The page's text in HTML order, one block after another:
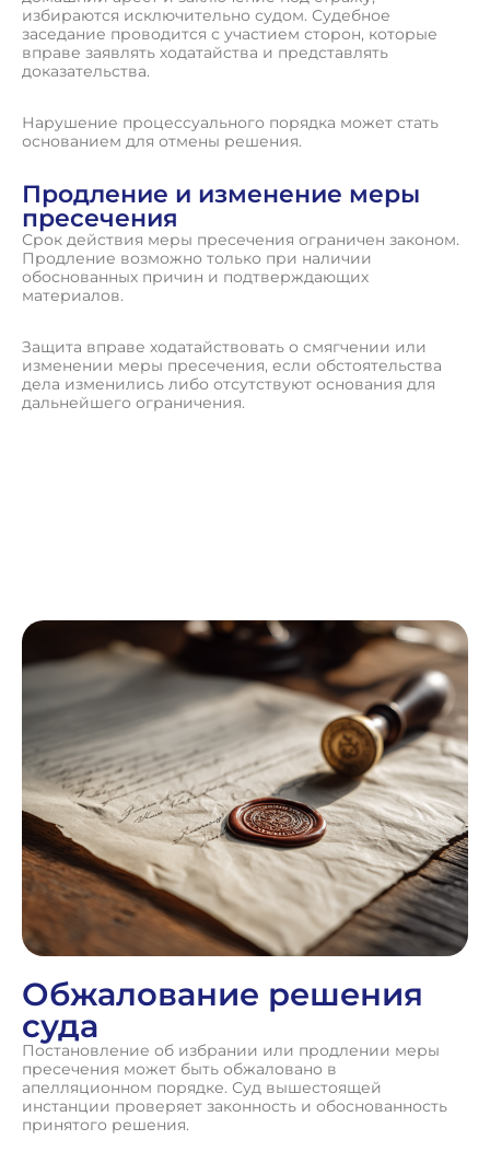
избираются исключительно судом. Судебное
заседание проводится с участием сторон, которые
вправе заявлять ходатайства и представлять
доказательства.
Нарушение процессуального порядка может стать
основанием для отмены решения.
Продление и изменение меры
пресечения
Срок действия меры пресечения ограничен законом.
Продление возможно только при наличии
обоснованных причин и подтверждающих
материалов.
Защита вправе ходатайствовать о смягчении или
изменении меры пресечения, если обстоятельства
дела изменились либо отсутствуют основания для
дальнейшего ограничения.
Обжалование решения
суда
Постановление об избрании или продлении меры
пресечения может быть обжаловано в
апелляционном порядке. Суд вышестоящей
инстанции проверяет законность и обоснованность
принятого решения.